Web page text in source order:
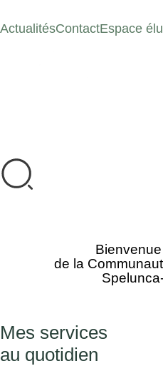
ActualitésContactEspace
de la
Mes services
au quotidien